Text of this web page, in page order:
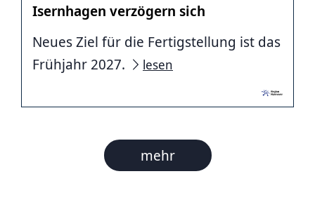
Isernhagen verzögern sich
Neues Ziel für die Fertigstellung ist das
Frühjahr 2027.
lesen
mehr